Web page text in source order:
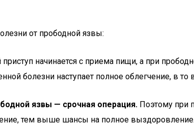
от прободной язвы:
начинается с приема пищи, а при
болезни наступает полное облегчение, в
язвы — срочная операция. Поэтому при
тем выше шансы на полное выздоровление.